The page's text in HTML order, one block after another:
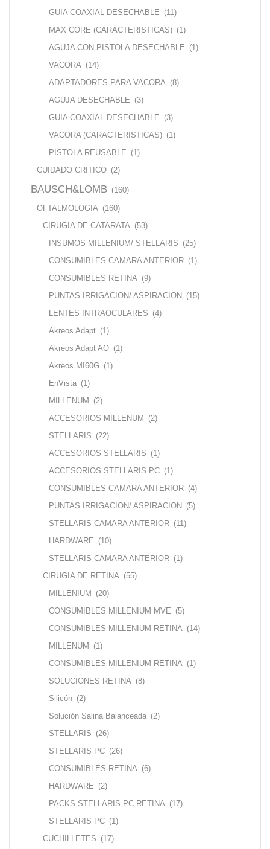
GUIA COAXIAL DESECHABLE (11)
MAX CORE (CARACTERISTICAS) (1)
AGUJA CON PISTOLA DESECHABLE (1)
VACORA (14)
ADAPTADORES PARA VACORA (8)
AGUJA DESECHABLE (3)
GUIA COAXIAL DESECHABLE (3)
VACORA (CARACTERISTICAS) (1)
PISTOLA REUSABLE (1)
CUIDADO CRITICO (2)
BAUSCH&LOMB (160)
OFTALMOLOGIA (160)
CIRUGIA DE CATARATA (53)
INSUMOS MILLENIUM/ STELLARIS (25)
CONSUMIBLES CAMARA ANTERIOR (1)
CONSUMIBLES RETINA (9)
PUNTAS IRRIGACION/ ASPIRACION (15)
LENTES INTRAOCULARES (4)
Akreos Adapt (1)
Akreos Adapt AO (1)
Akreos MI60G (1)
EnVista (1)
MILLENUM (2)
ACCESORIOS MILLENUM (2)
STELLARIS (22)
ACCESORIOS STELLARIS (1)
ACCESORIOS STELLARIS PC (1)
CONSUMIBLES CAMARA ANTERIOR (4)
PUNTAS IRRIGACION/ ASPIRACION (5)
STELLARIS CAMARA ANTERIOR (11)
HARDWARE (10)
STELLARIS CAMARA ANTERIOR (1)
CIRUGIA DE RETINA (55)
MILLENIUM (20)
CONSUMIBLES MILLENIUM MVE (5)
CONSUMIBLES MILLENIUM RETINA (14)
MILLENUM (1)
CONSUMIBLES MILLENIUM RETINA (1)
SOLUCIONES RETINA (8)
Silicón (2)
Solución Salina Balanceada (2)
STELLARIS (26)
STELLARIS PC (26)
CONSUMIBLES RETINA (6)
HARDWARE (2)
PACKS STELLARIS PC RETINA (17)
STELLARIS PC (1)
CUCHILLETES (17)